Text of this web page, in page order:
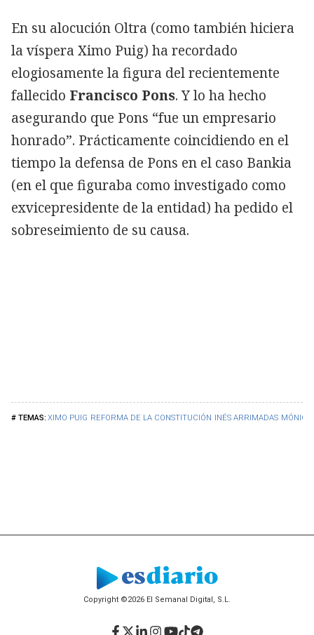
XIMO PUIG REFORMA DE LA CONSTITUCIÓN INÉS ARRIMADAS MÓNICA
En su alocución Oltra (como también hiciera
la víspera Ximo Puig) ha recordado
elogiosamente la figura del recientemente
fallecido Francisco Pons. Y lo ha hecho
asegurando que Pons “fue un empresario
honrado”. Prácticamente coincidiendo en el
tiempo la defensa de Pons en el caso Bankia
(en el que figuraba como investigado como
exvicepresidente de la entidad) ha pedido el
sobreseimiento de su causa.
Copyright ©2026 El Semanal Digital, S.L.
Facebook
Twitter
LinkedIn
Instagram
YouTube
TikTok
Telegram